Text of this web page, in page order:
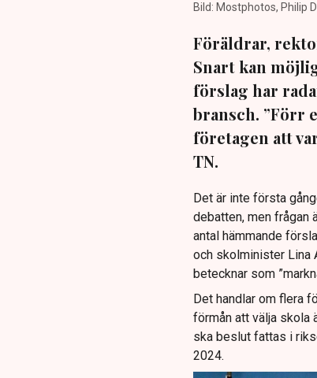
Bild: Mostphotos, Philip
Föräldrar,
Snart kan
förslag har
bransch. ”Förr
företagen att
TN.
Det är inte första
debatten, men frågan
antal hämmande
och skolminister Lina
betecknar som
Det handlar om flera
förmån att välja skola
ska beslut fattas i
2024.